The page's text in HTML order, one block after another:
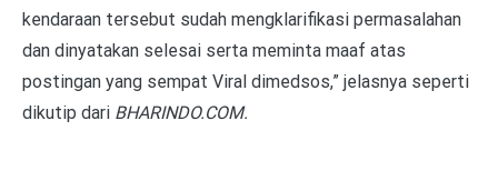
kendaraan tersebut sudah mengklarifikasi permasalahan
dan dinyatakan selesai serta meminta maaf atas
postingan yang sempat Viral dimedsos,” jelasnya seperti
dikutip dari BHARINDO.COM.